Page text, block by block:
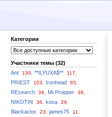
Категории
Участники темы (32)
Ant
130, **ILYUXA$** 117,
PRIEST 103, Ironhead 65,
REsearch 39, Mr.Propper 39,
NIKOTIN 36, kosa 29,
Blackactor 23, james75 11,